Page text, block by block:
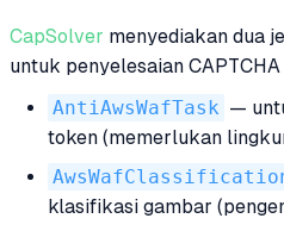
CapSolver menyediakan dua
untuk penyelesaian CAPTCHA
AntiAwsWafTask —
token (memerlukan
klasifikasi gambar